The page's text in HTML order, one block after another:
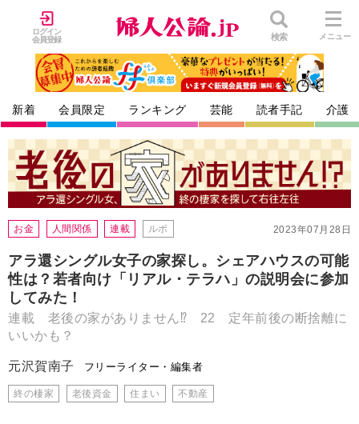
ログイン
会員登録
検索 メニュー
新着 会員限定 ランキング 芸能 読者手記 介護
2023年07月28日
お金 人間関係 連載 ルポ
アラ還シングル女子の家探し。シェアハウスの可能
性は？若者向け「リアル・テラハ」の説明会に参加
してみた！
連載 老後の家がありません⁉ 22 定年前後の断捨離に
いいかも？
元沢賀南子 フリーライター・編集者
終の棲家 老後資金 住まい 不動産